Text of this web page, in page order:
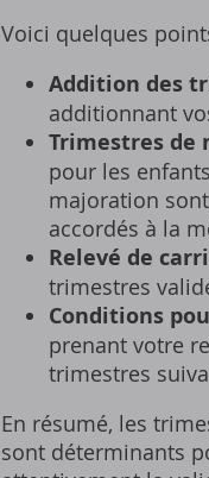
Voici quelques
Addition des
additionnant
Trimestres de
pour les
majoration
accordés à la
Relevé de
trimestres
Conditions
prenant votre
trimestres
En résumé‚ les
sont déterminants